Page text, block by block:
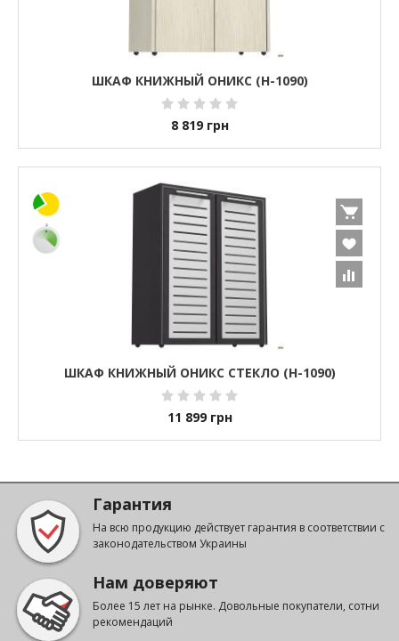
ШКАФ КНИЖНЫЙ ОНИКС (H-1090)
8 819 грн
ШКАФ КНИЖНЫЙ ОНИКС СТЕКЛО (H-1090)
11 899 грн
Гарантия
На всю продукцию действует гарантия в соответствии с
законодательством Украины
Нам доверяют
Более 15 лет на рынке. Довольные покупатели, сотни
рекомендаций